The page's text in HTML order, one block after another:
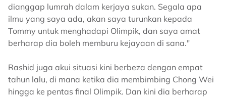
dianggap lumrah dalam kerjaya sukan. Segala apa
ilmu yang saya ada, akan saya turunkan kepada
Tommy untuk menghadapi Olimpik, dan saya amat
berharap dia boleh memburu kejayaan di sana."
Rashid juga akui situasi kini berbeza dengan empat
tahun lalu, di mana ketika dia membimbing Chong Wei
hingga ke pentas final Olimpik. Dan kini dia berharap